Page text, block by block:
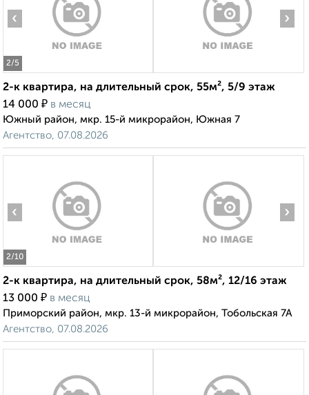
2/5
‹ ›
2-к квартира, на длительный срок, 55м², 5/9 этаж
14 000 ₽ в месяц
Южный район, мкр. 15-й микрорайон, Южная 7
Агентство, 07.08.2026
2/10
‹ ›
2-к квартира, на длительный срок, 58м², 12/16 этаж
13 000 ₽ в месяц
Приморский район, мкр. 13-й микрорайон, Тобольская 7А
Агентство, 07.08.2026